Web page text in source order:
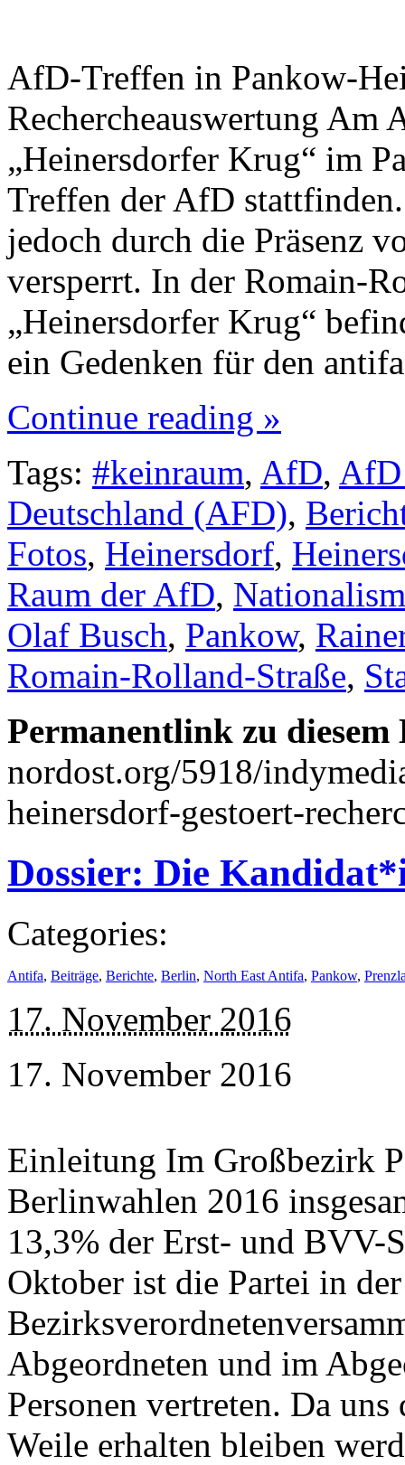
AfD-Treffen in Pankow-
Rechercheauswertung Am
„Heinersdorfer Krug“ im
Treffen der AfD
jedoch durch die Präsenz
versperrt. In der Romain-
„Heinersdorfer Krug“
ein Gedenken für den
Continue reading »
Tags: #keinraum, AfD, AfD
Deutschland (AFD),
Fotos, Heinersdorf,
Raum der AfD,
Olaf Busch, Pankow,
Romain-Rolland-Straße,
Permanentlink zu
nordost.org/5918/
heinersdorf-gestoert-
Dossier: Die
Categories:
Antifa, Beiträge, Berichte, Berlin, North East Antifa, Pankow,
17. November 2016
17. November 2016
Einleitung Im Großbezirk
Berlinwahlen 2016
13,3% der Erst- und BVV-
Oktober ist die Partei in
Abgeordneten und im
Personen vertreten. Da
Weile erhalten bleiben